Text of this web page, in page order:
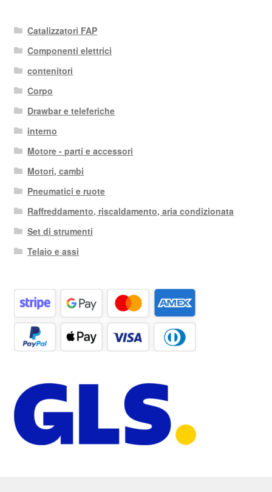
Catalizzatori FAP
Componenti elettrici
contenitori
Corpo
Drawbar e teleferiche
interno
Motore - parti e accessori
Motori, cambi
Pneumatici e ruote
Raffreddamento, riscaldamento, aria condizionata
Set di strumenti
Telaio e assi